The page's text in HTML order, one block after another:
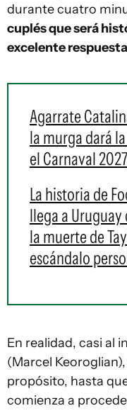
durante cuatro
cuplés que será
excelente
Agarrate
la murga dará
el Carnaval
La historia de
llega a
la muerte de
escándalo
En realidad, casi al
(Marcel
propósito, hasta
comienza a